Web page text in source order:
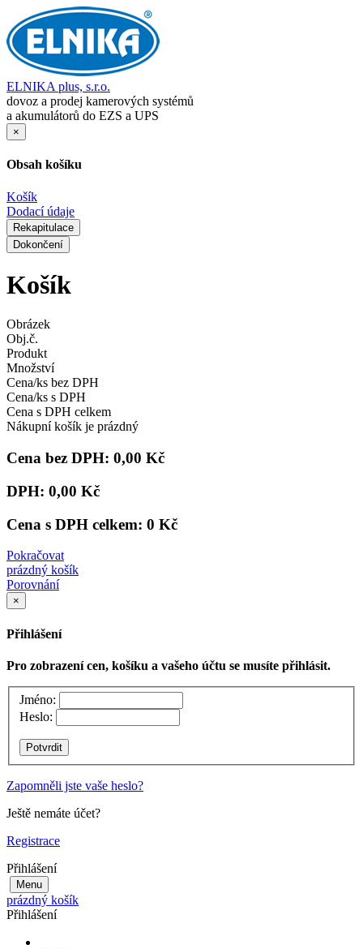
ELNIKA plus, s.r.o.
dovoz a prodej kamerových systémů
a akumulátorů do EZS a UPS
×
Obsah košíku
Košík
Dodací údaje
Rekapitulace
Dokončení
Košík
Obrázek
Obj.č.
Produkt
Množství
Cena/ks bez DPH
Cena/ks s DPH
Cena s DPH celkem
Nákupní košík je prázdný
Cena bez DPH: 0,00 Kč
DPH: 0,00 Kč
Cena s DPH celkem: 0 Kč
Pokračovat
prázdný košík
Porovnání
×
Přihlášení
Pro zobrazení cen, košíku a vašeho účtu se musíte přihlásit.
Jméno:
Heslo:
Zapomněli jste vaše heslo?
Ještě nemáte účet?
Registrace
Přihlášení
Menu
prázdný košík
Přihlášení